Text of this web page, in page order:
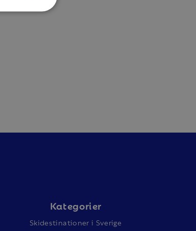
Kategorier
Skidestinationer i Sverige